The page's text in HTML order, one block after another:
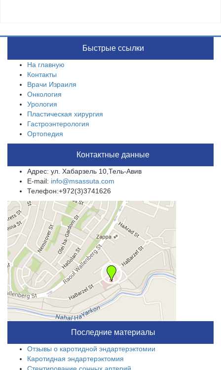
Быстрые ссылки
На главную
Контакты
Врачи Израиля
Онкология
Урология
Пластическая хирургия
Гастроэнтерология
Ортопедия
Контактные данные
Адрес: ул. Хабарзель 10,Тель-Авив
E-mail: info@msassuta.com
Телефон:+972(3)3741626
Последние материалы
Отзывы о каротидной эндартерэктомии
Каротидная эндартерэктомия